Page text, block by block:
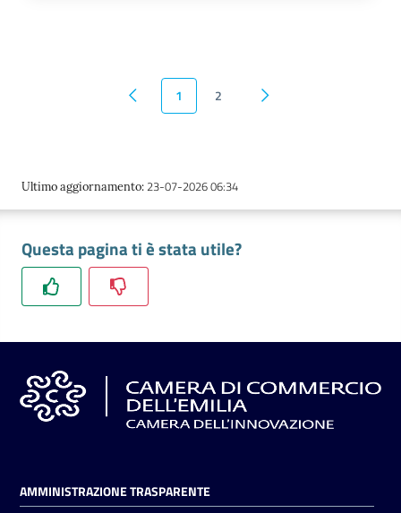
Pagina precedente
1 2 Pagina successiva
Ultimo aggiornamento: 23-07-2026 06:34
Questa pagina ti è stata utile?
AMMINISTRAZIONE TRASPARENTE